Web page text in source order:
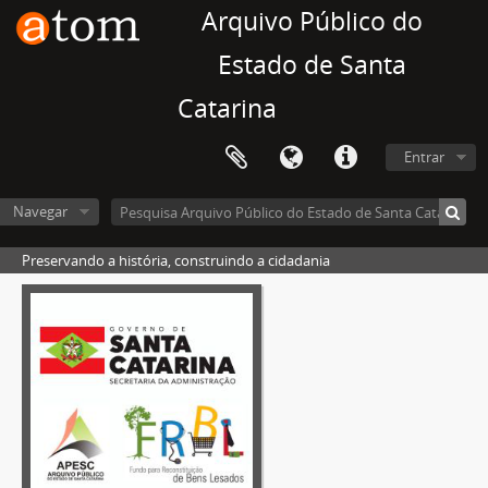
Arquivo Público do
Estado de Santa
Catarina
Entrar
Navegar
Preservando a história, construindo a cidadania